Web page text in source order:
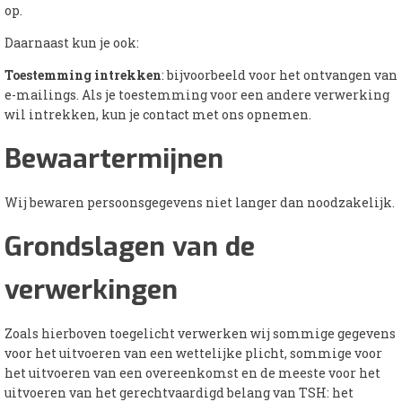
op.
Daarnaast kun je ook:
Toestemming intrekken: bijvoorbeeld voor het ontvangen van
e-mailings. Als je toestemming voor een andere verwerking
wil intrekken, kun je contact met ons opnemen.
Bewaartermijnen
Wij bewaren persoonsgegevens niet langer dan noodzakelijk.
Grondslagen van de
verwerkingen
Zoals hierboven toegelicht verwerken wij sommige gegevens
voor het uitvoeren van een wettelijke plicht, sommige voor
het uitvoeren van een overeenkomst en de meeste voor het
uitvoeren van het gerechtvaardigd belang van TSH: het